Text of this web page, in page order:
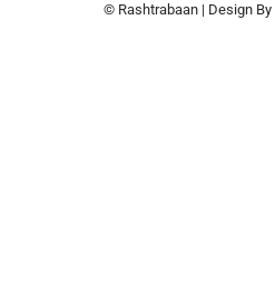
© Rashtrabaan | Design By